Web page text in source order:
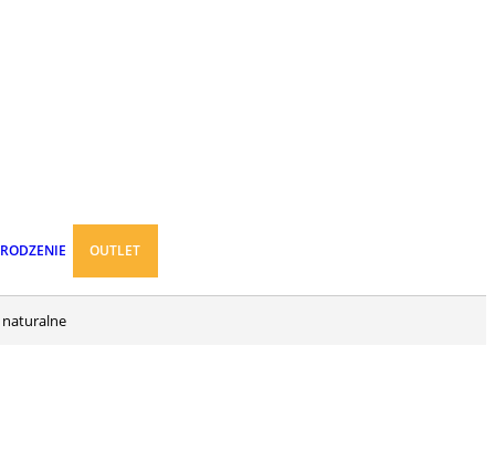
OUTLET
naturalne